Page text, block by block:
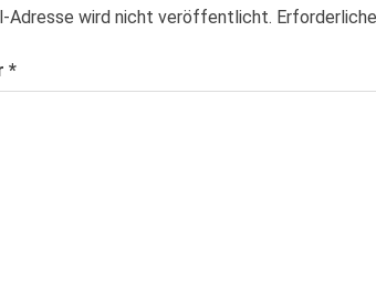
Adresse wird nicht veröffentlicht.
*